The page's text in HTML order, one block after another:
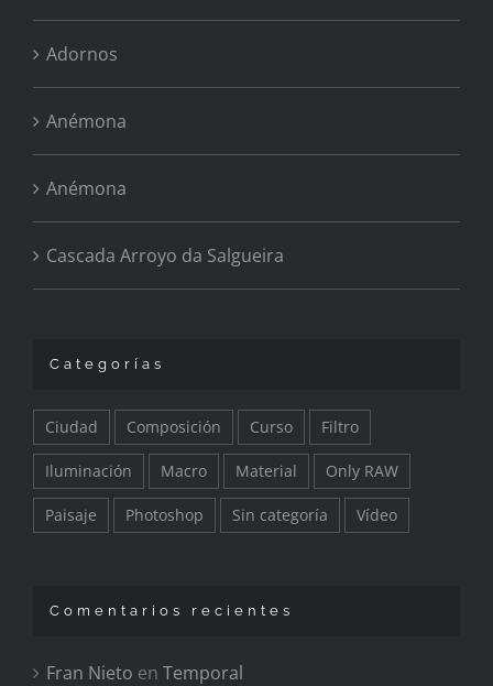
Adornos
Anémona
Anémona
Cascada Arroyo da Salgueira
Categorías
Ciudad Composición Curso Filtro
Iluminación Macro Material Only RAW
Paisaje Photoshop Sin categoría Vídeo
Comentarios recientes
Fran Nieto en Temporal